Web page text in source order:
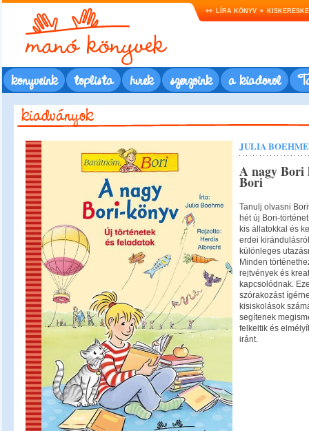
LÍRA KÖNYV
könyveink toplista hírek szerzőink a kiadóról
JULIA BOEHME
A nagy Bori
Bori
Tanulj olvasni
hét új Bori-
kis állatokkal és
erdei
különleges
Minden
rejtvények és
kapcsolódnak.
szórakozást
kisiskolások
segítenek
felkeltik és
iránt.